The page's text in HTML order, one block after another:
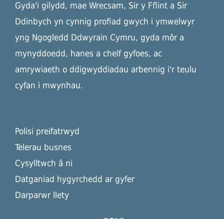
Gyda'i gilydd, mae Wrecsam, Sir y Fflint a Sir
Ddinbych yn cynnig profiad gwych i ymwelwyr
yng Ngogledd Ddwyrain Cymru, gyda môr a
mynyddoedd, hanes a chelf gyfoes, ac
amrywiaeth o ddigwyddiadau arbennig i'r teulu
cyfan i mwynhau.
Polisi preifatrwyd
Telerau busnes
Cysylltwch â ni
Datganiad hygyrchedd ar gyfer
Darparwr llety